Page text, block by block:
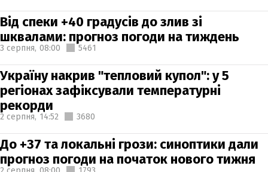
Від спеки +40 градусів до злив зі
шквалами: прогноз погоди на тиждень
3 серпня, 08:00 5461
Україну накрив "тепловий купол": у 5
регіонах зафіксували температурні
рекорди
2 серпня, 14:52 3680
До +37 та локальні грози: синоптики дали
прогноз погоди на початок нового тижня